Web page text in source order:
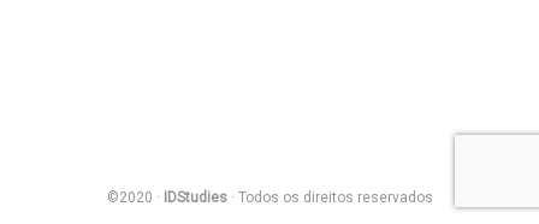
©2020 · IDStudies· Todos os direitos reservados